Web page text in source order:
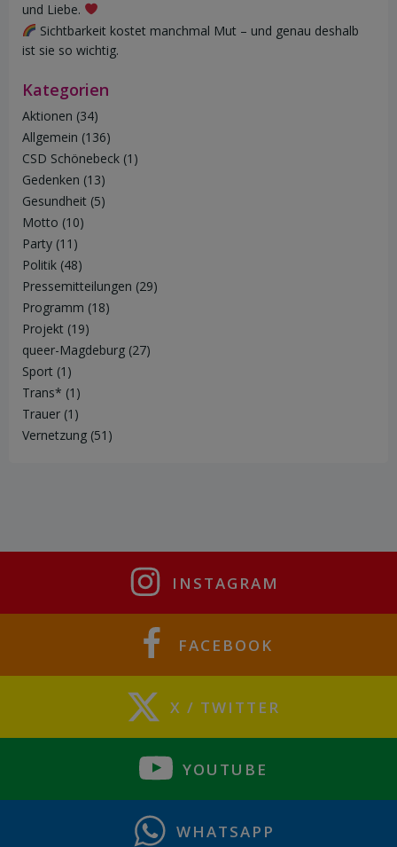
und Liebe.
Sichtbarkeit kostet manchmal Mut – und genau deshalb
ist sie so wichtig.
Kategorien
Aktionen (34)
Allgemein (136)
CSD Schönebeck (1)
Gedenken (13)
Gesundheit (5)
Motto (10)
Party (11)
Politik (48)
Pressemitteilungen (29)
Programm (18)
Projekt (19)
queer-Magdeburg (27)
Sport (1)
Trans* (1)
Trauer (1)
Vernetzung (51)
INSTAGRAM
FACEBOOK
X / TWITTER
YOUTUBE
WHATSAPP